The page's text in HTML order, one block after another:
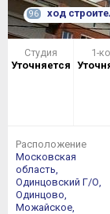
96 ход
Студия
Уточняется
1-
Расположение
Московская
область,
Одинцовский Г/О,
Одинцово,
Можайское,